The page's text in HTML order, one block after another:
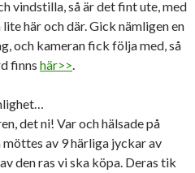
vindstilla, så är det fint ute, med
här och där. Gick nämligen en
och kameran fick följa med, så
finns här>>.
det ni! Var och hälsade på
av 9 härliga jyckar av
den ras vi ska köpa. Deras tik